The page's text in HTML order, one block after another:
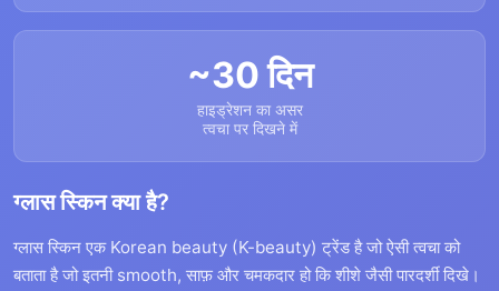
~30 दिन
हाइड्रेशन का असर
त्वचा पर दिखने में
ग्लास स्किन क्या है?
ग्लास स्किन एक Korean beauty (K-beauty) ट्रेंड है जो ऐसी त्वचा को
बताता है जो इतनी smooth, साफ़ और चमकदार हो कि शीशे जैसी पारदर्शी दिखे।